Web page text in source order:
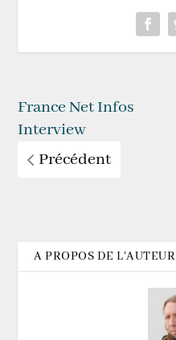
France Net Infos
Interview
Précédent
A PROPOS DE L'AUTEUR